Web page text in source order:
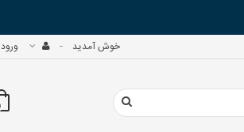
خوش آمدید ورود